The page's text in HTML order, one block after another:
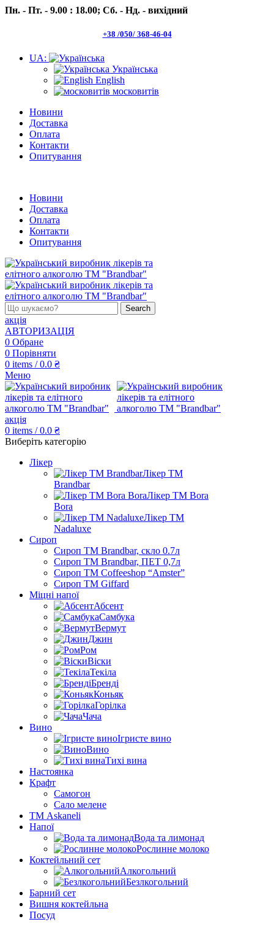
Пн. - Пт. - 9.00 : 18.00; Сб. - Нд. - вихідний
+38 /050/ 368-46-04
UA:
Українська
English
московитів
Новини
Доставка
Оплата
Контакти
Опитування
Новини
Доставка
Оплата
Контакти
Опитування
Search
акція
АВТОРИЗАЦІЯ
0 Обране
0 Порівняти
0 items / 0.0 ₴
Меню
акція
0 items / 0.0 ₴
Виберіть категорію
Лікер
Лікер ТМ
Brandbar
Лікер ТМ Bora
Bora
Лікер ТМ
Nadaluxe
Сироп
Сироп TM Brandbar, скло 0.7л
Сироп TM Brandbar, ПЕТ 0,7л
Сироп TM Coffeeshop “Amster”
Сироп TM Giffard
Міцні напої
Абсент
Самбука
Вермут
Джин
Ром
Віски
Текіла
Бренді
Коньяк
Горілка
Чача
Вино
Ігристе вино
Вино
Тихі вина
Настоянка
Крафт
Самогон
Сало мелене
ТМ Askaneli
Напої
Вода та лимонад
Рослинне молоко
Коктейльний сет
Алкогольний
Безлкогольний
Барний сет
Вишня коктейльна
Посуд